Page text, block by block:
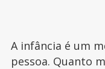
A infância é um
pessoa. Quanto